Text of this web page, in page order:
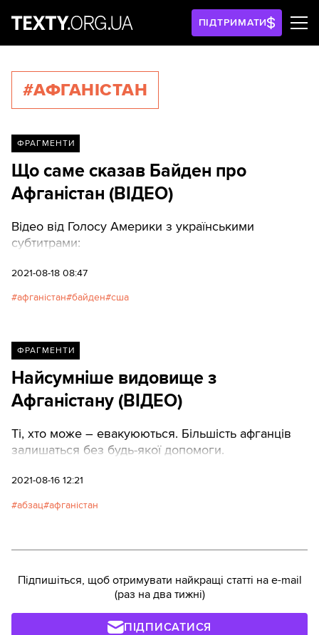
ПІДТРИМАТИ
#АФГАНІСТАН
ФРАГМЕНТИ
Що саме сказав Байден про
Афганістан (ВІДЕО)
Відео від Голосу Америки з українськими
субтитрами:
2021-08-18 08:47
афганістан байден сша
ФРАГМЕНТИ
Найсумніше видовище з
Афганістану (ВІДЕО)
Ті, хто може – евакуюються. Більшість афганців
залишаться без будь-якої допомоги.
2021-08-16 12:21
абзац афганістан
Підпишіться, щоб отримувати найкращі статті на e-mail
(раз на два тижні)
ПІДПИСАТИСЯ